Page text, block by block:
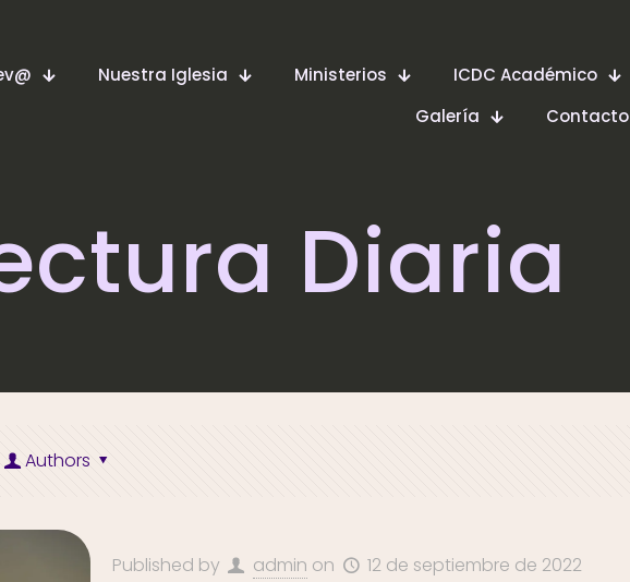
Nuestra Iglesia Ministerios ICDC Académico
Galería
Contacto
Diaria
Authors
Published by admin on 12 de septiembre de 2022